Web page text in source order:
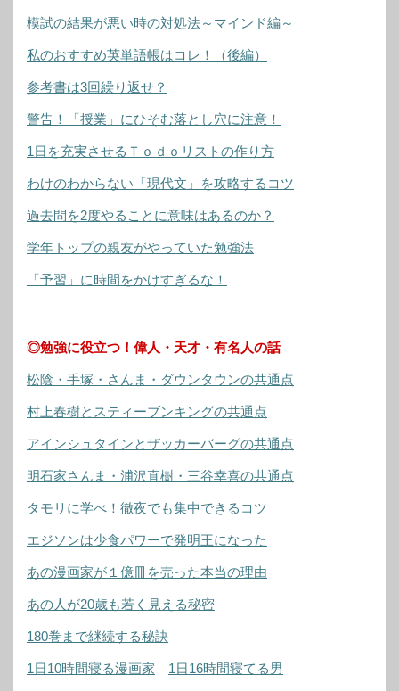
模試の結果が悪い時の対処法～マインド編～
私のおすすめ英単語帳はコレ！（後編）
参考書は3回繰り返せ？
警告！「授業」にひそむ落とし穴に注意！
1日を充実させるＴｏｄｏリストの作り方
わけのわからない「現代文」を攻略するコツ
過去問を2度やることに意味はあるのか？
学年トップの親友がやっていた勉強法
「予習」に時間をかけすぎるな！
◎勉強に役立つ！偉人・天才・有名人の話
松陰・手塚・さんま・ダウンタウンの共通点
村上春樹とスティーブンキングの共通点
アインシュタインとザッカーバーグの共通点
明石家さんま・浦沢直樹・三谷幸喜の共通点
タモリに学べ！徹夜でも集中できるコツ
エジソンは少食パワーで発明王になった
あの漫画家が１億冊を売った本当の理由
あの人が20歳も若く見える秘密
180巻まで継続する秘訣
1日10時間寝る漫画家 1日16時間寝てる男